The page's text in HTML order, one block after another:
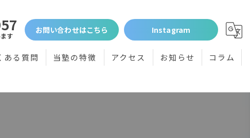
す
お問い合わせはこちら Instagram
ある質問 当塾の特徴
個別指導
アクセス お知らせ コラム